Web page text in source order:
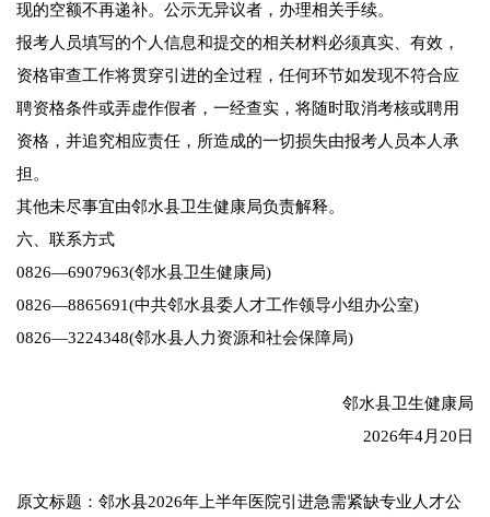
现的空额不再递补。公示无异议者，办理相关手续。
报考人员填写的个人信息和提交的相关材料必须真实、有效，
资格审查工作将贯穿引进的全过程，任何环节如发现不符合应
聘资格条件或弄虚作假者，一经查实，将随时取消考核或聘用
资格，并追究相应责任，所造成的一切损失由报考人员本人承
担。
其他未尽事宜由邻水县卫生健康局负责解释。
六、联系方式
0826—6907963(邻水县卫生健康局)
0826—8865691(中共邻水县委人才工作领导小组办公室)
0826—3224348(邻水县人力资源和社会保障局)
邻水县卫生健康局
2026年4月20日
原文标题：邻水县2026年上半年医院引进急需紧缺专业人才公